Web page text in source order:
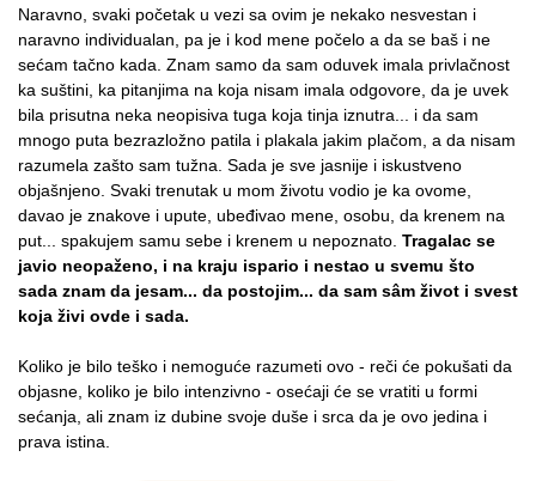
Naravno, svaki početak u vezi sa ovim je nekako nesvestan i
naravno individualan, pa je i kod mene počelo a da se baš i ne
sećam tačno kada. Znam samo da sam oduvek imala privlačnost
ka suštini, ka pitanjima na koja nisam imala odgovore, da je uvek
bila prisutna neka neopisiva tuga koja tinja iznutra... i da sam
mnogo puta bezrazložno patila i plakala jakim plačom, a da nisam
razumela zašto sam tužna. Sada je sve jasnije i iskustveno
objašnjeno. Svaki trenutak u mom životu vodio je ka ovome,
davao je znakove i upute, ubeđivao mene, osobu, da krenem na
put... spakujem samu sebe i krenem u nepoznato. Tragalac se
javio neopaženo, i na kraju ispario i nestao u svemu što
sada znam da jesam... da postojim... da sam sâm život i svest
koja živi ovde i sada.
Koliko je bilo teško i nemoguće razumeti ovo - reči će pokušati da
objasne, koliko je bilo intenzivno - osećaji će se vratiti u formi
sećanja, ali znam iz dubine svoje duše i srca da je ovo jedina i
prava istina.